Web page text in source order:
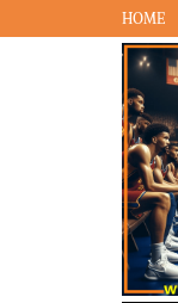
HOME